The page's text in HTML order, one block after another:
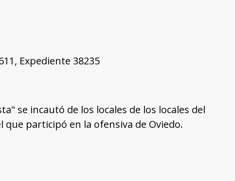
Expediente 38235
se incautó de los locales de los locales del
participó en la ofensiva de Oviedo.